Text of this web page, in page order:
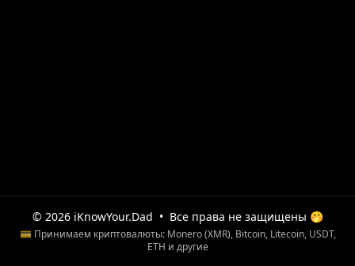
© 2026 iKnowYour.Dad • Все права не защищены 🤭
💳 Принимаем криптовалюты: Monero (XMR), Bitcoin, Litecoin, USDT,
ETH и другие